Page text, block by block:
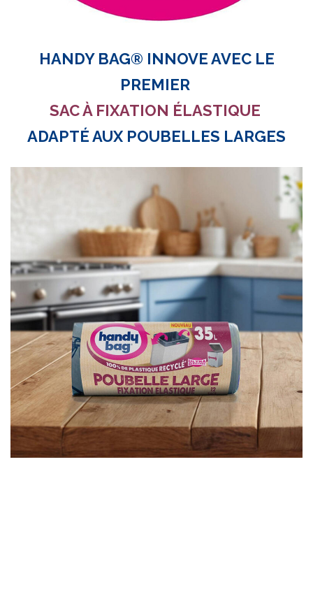
HANDY BAG® INNOVE AVEC LE
PREMIER
SAC À FIXATION ÉLASTIQUE
ADAPTÉ AUX POUBELLES LARGES